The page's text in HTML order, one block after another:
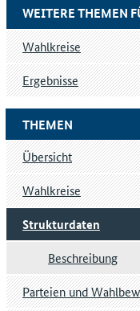
THEMEN
Übersicht
Wahlkreise
Strukturdaten
Beschreibung
Parteien und
WEITERE THEMEN
Wahlkreise
Ergebnisse